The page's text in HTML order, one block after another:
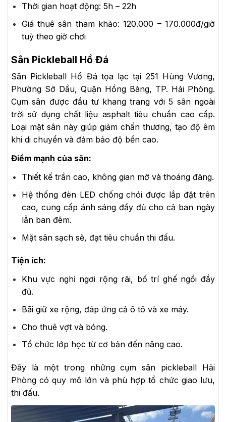
Thời gian hoạt động: 5h – 22h
Giá thuê sân tham khảo:120.000 – 170.000đ/giờ
tuỳ theo giờ chơi
Sân Pickleball Hồ Đá
Sân Pickleball Hồ Đá tọa lạc tại 251 Hùng Vương,
Phường Sở Dầu, Quận Hồng Bàng, TP. Hải Phòng.
Cụm sân được đầu tư khang trang với 5 sân ngoài
trời sử dụng chất liệu asphalt tiêu chuẩn cao cấp.
Loại mặt sân này giúp giảm chấn thương, tạo độ êm
khi di chuyển và đảm bảo độ bền cao.
Điểm mạnh của sân:
Thiết kế trần cao, không gian mở và thoáng đãng.
Hệ thống đèn LED chống chói được lắp đặt trên
cao, cung cấp ánh sáng đầy đủ cho cả ban ngày
lẫn ban đêm.
Mặt sân sạch sẽ, đạt tiêu chuẩn thi đấu.
Tiện ích:
Khu vực nghỉ ngơi rộng rãi, bố trí ghế ngồi đầy
đủ.
Bãi giữ xe rộng, đáp ứng cả ô tô và xe máy.
Cho thuê vợt và bóng.
Tổ chức lớp học từ cơ bản đến nâng cao.
Đây là một trong những cụm sân pickleball Hải
Phòng có quy mô lớn và phù hợp tổ chức giao lưu,
thi đấu.